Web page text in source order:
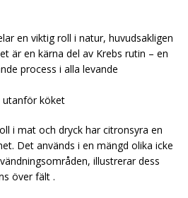
en viktig roll i natur, huvudsakligen
är en kärna del av Krebs rutin – en
process i alla levande
utanför köket
i mat och dryck har citronsyra en
Det används i en mängd olika icke
illustrerar dess
över fält .